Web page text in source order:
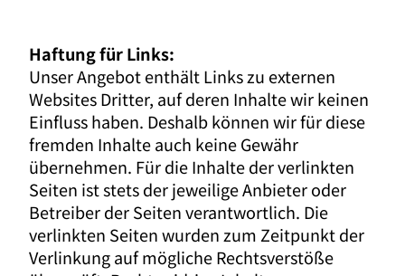
Haftung für Links:
Unser Angebot enthält Links zu externen
Websites Dritter, auf deren Inhalte wir keinen
Einfluss haben. Deshalb können wir für diese
fremden Inhalte auch keine Gewähr
übernehmen. Für die Inhalte der verlinkten
Seiten ist stets der jeweilige Anbieter oder
Betreiber der Seiten verantwortlich. Die
verlinkten Seiten wurden zum Zeitpunkt der
Verlinkung auf mögliche Rechtsverstöße